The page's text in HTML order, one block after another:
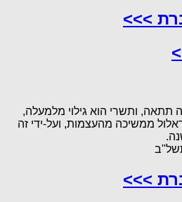
>>>
תתאה, ותשרי הוא גילוי מלמעלה,
ממשיכה מהעצמות, ועל-ידי זה
>>>